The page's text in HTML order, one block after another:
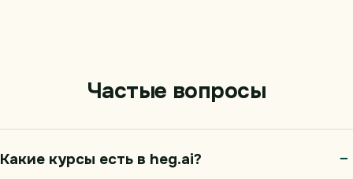
Частые вопросы
Какие курсы есть в heg.ai?